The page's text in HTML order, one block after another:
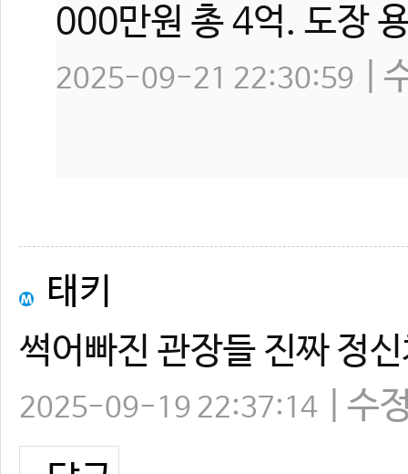
000만원 총 4억. 도장
2025-09-21 22:30:59
태키
썩어빠진 관장들 진짜 정
2025-09-19 22:37:14
수